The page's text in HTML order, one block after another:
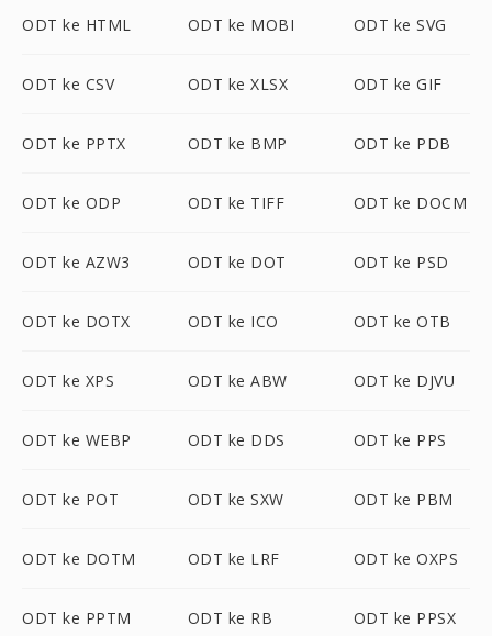
ODT ke HTML ODT ke MOBI ODT ke SVG
ODT ke CSV ODT ke XLSX ODT ke GIF
ODT ke PPTX ODT ke BMP ODT ke PDB
ODT ke ODP ODT ke TIFF ODT ke DOCM
ODT ke AZW3 ODT ke DOT ODT ke PSD
ODT ke DOTX ODT ke ICO ODT ke OTB
ODT ke XPS ODT ke ABW ODT ke DJVU
ODT ke WEBP ODT ke DDS ODT ke PPS
ODT ke POT ODT ke SXW ODT ke PBM
ODT ke DOTM ODT ke LRF ODT ke OXPS
ODT ke PPTM ODT ke RB ODT ke PPSX